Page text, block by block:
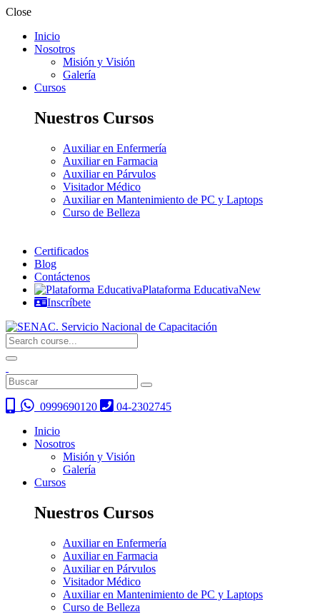
Close
Inicio
Nosotros
Misión y Visión
Galería
Cursos
Nuestros Cursos
Auxiliar en Enfermería
Auxiliar en Farmacia
Auxiliar en Párvulos
Visitador Médico
Auxiliar en Mantenimiento de PC y Laptops
Curso de Belleza
Certificados
Blog
Contáctenos
Plataforma EducativaNew
Inscríbete
0999690120
04-2302745
Inicio
Nosotros
Misión y Visión
Galería
Cursos
Nuestros Cursos
Auxiliar en Enfermería
Auxiliar en Farmacia
Auxiliar en Párvulos
Visitador Médico
Auxiliar en Mantenimiento de PC y Laptops
Curso de Belleza